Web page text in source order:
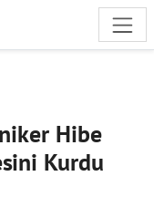
Hibe
Kurdu